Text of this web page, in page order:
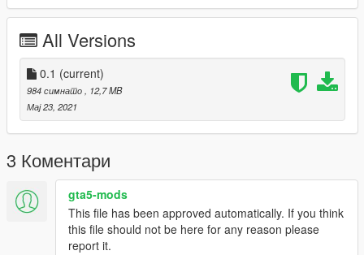
All Versions
0.1 (current)
984 симнато
, 12,7 MB
Мај 23, 2021
3 Коментари
gta5-mods
This file has been approved automatically. If you think
this file should not be here for any reason please
report it.